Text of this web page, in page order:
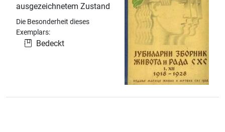
ausgezeichnetem Zustand
Die Besonderheit dieses
Exemplars:
Bedeckt